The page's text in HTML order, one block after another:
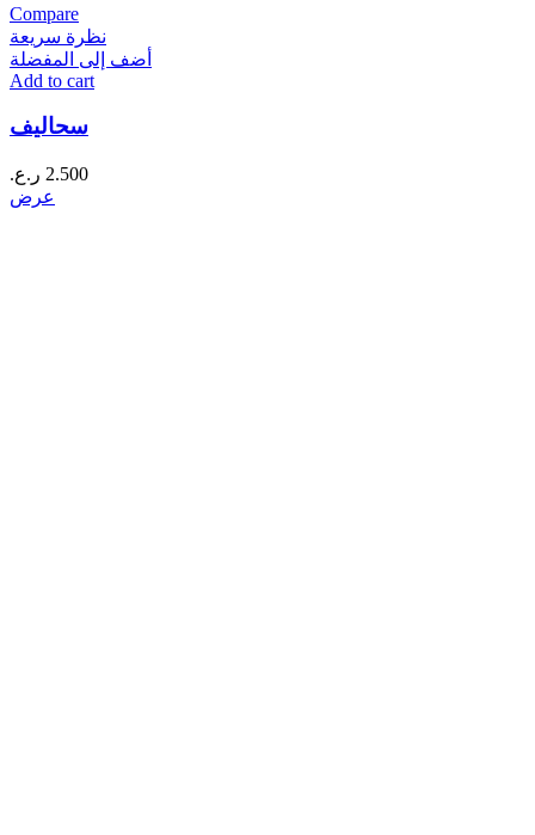
Compare
نظرة سريعة
أضف إلى المفضلة
Add to cart
سحاليف
2.500 ر.ع.
عرض